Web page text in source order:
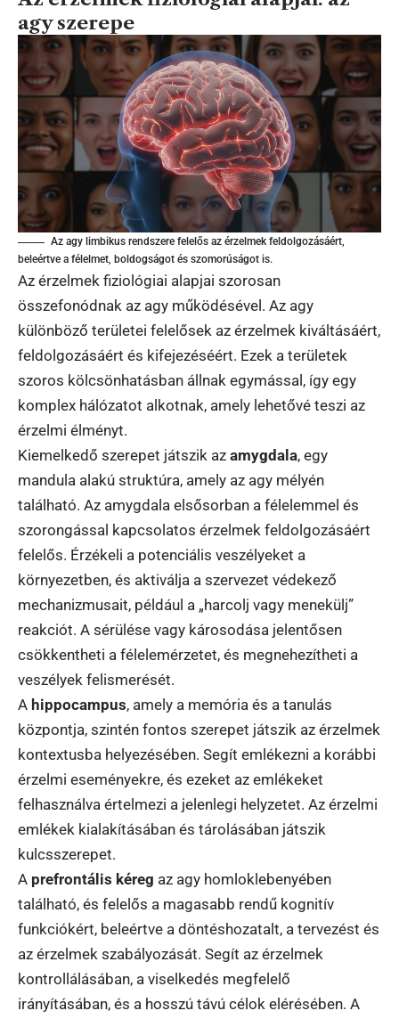
agy szerepe
Az agy limbikus rendszere felelős az érzelmek feldolgozásáért,
beleértve a félelmet, boldogságot és szomorúságot is.
Az érzelmek fiziológiai alapjai szorosan
összefonódnak az agy működésével. Az agy
különböző területei felelősek az érzelmek kiváltásáért,
feldolgozásáért és kifejezéséért. Ezek a területek
szoros kölcsönhatásban állnak egymással, így egy
komplex hálózatot alkotnak, amely lehetővé teszi az
érzelmi élményt.
Kiemelkedő szerepet játszik az amygdala, egy
mandula alakú struktúra, amely az agy mélyén
található. Az amygdala elsősorban a félelemmel és
szorongással kapcsolatos érzelmek feldolgozásáért
felelős. Érzékeli a potenciális veszélyeket a
környezetben, és aktiválja a szervezet védekező
mechanizmusait, például a „harcolj vagy menekülj”
reakciót. A sérülése vagy károsodása jelentősen
csökkentheti a félelemérzetet, és megnehezítheti a
veszélyek felismerését.
A hippocampus, amely a memória és a tanulás
központja, szintén fontos szerepet játszik az érzelmek
kontextusba helyezésében. Segít emlékezni a korábbi
érzelmi eseményekre, és ezeket az emlékeket
felhasználva értelmezi a jelenlegi helyzetet. Az érzelmi
emlékek kialakításában és tárolásában játszik
kulcsszerepet.
A prefrontális kéreg az agy homloklebenyében
található, és felelős a magasabb rendű kognitív
funkciókért, beleértve a döntéshozatalt, a tervezést és
az érzelmek szabályozását. Segít az érzelmek
kontrollálásában, a viselkedés megfelelő
irányításában, és a hosszú távú célok elérésében. A